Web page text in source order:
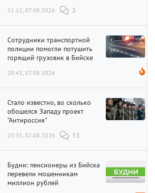
21:12, 07.08.2026 3
Сотрудники транспортной
полиции помогли потушить
горящий грузовик в Бийске
20:45, 07.08.2026
Стало известно, во сколько
обошелся Западу проект
"Антироссия"
20:31, 07.08.2026 13
Будни: пенсионеры из Бийска
перевели мошенникам
миллион рублей